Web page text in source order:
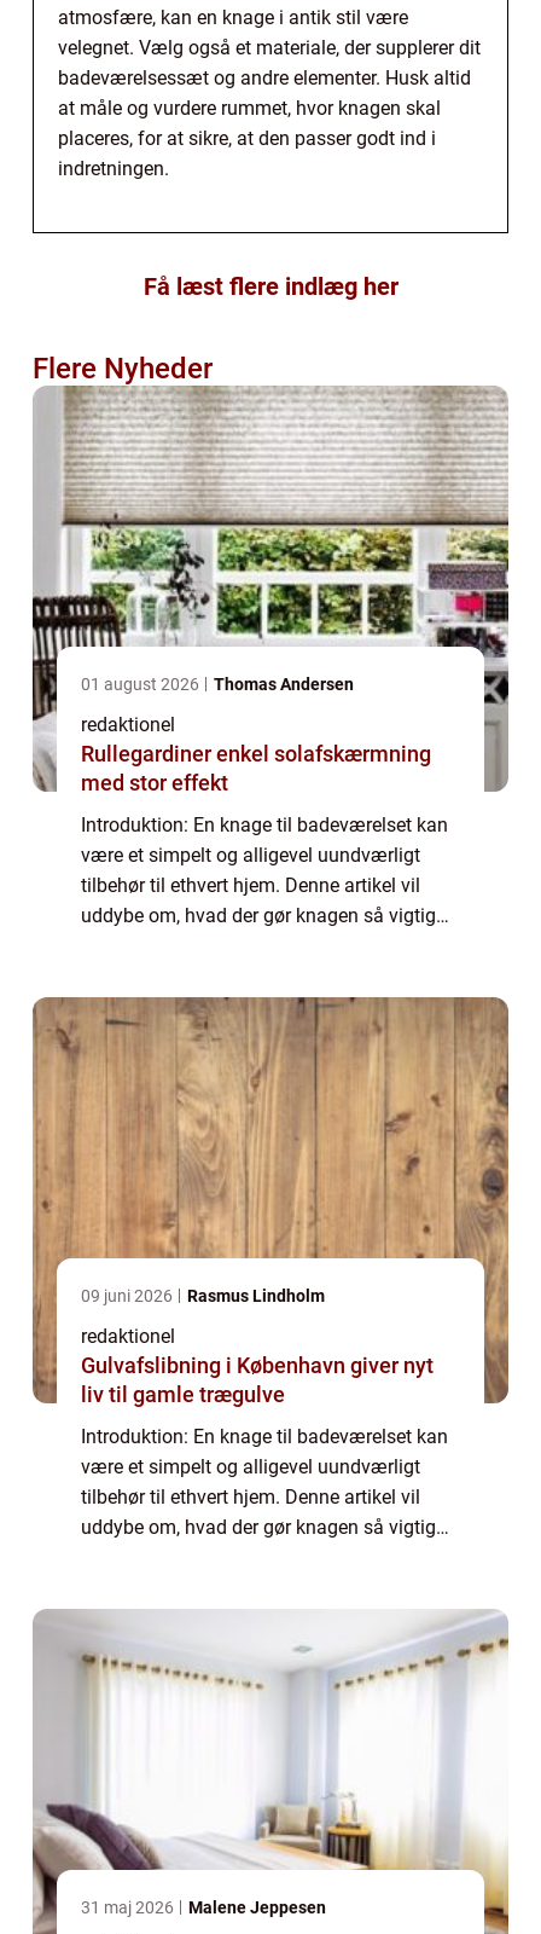
atmosfære, kan en knage i antik stil være
velegnet. Vælg også et materiale, der supplerer dit
badeværelsessæt og andre elementer. Husk altid
at måle og vurdere rummet, hvor knagen skal
placeres, for at sikre, at den passer godt ind i
indretningen.
Få læst flere indlæg her
Flere Nyheder
01 august 2026 Thomas Andersen
redaktionel
Rullegardiner enkel solafskærmning
med stor effekt
Introduktion: En knage til badeværelset kan
være et simpelt og alligevel uundværligt
tilbehør til ethvert hjem. Denne artikel vil
uddybe om, hvad der gør knagen så vigtig
09 juni 2026 Rasmus Lindholm
redaktionel
Gulvafslibning i København giver nyt
liv til gamle trægulve
Introduktion: En knage til badeværelset kan
være et simpelt og alligevel uundværligt
tilbehør til ethvert hjem. Denne artikel vil
uddybe om, hvad der gør knagen så vigtig
31 maj 2026 Malene Jeppesen